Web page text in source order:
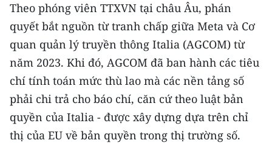
Y TẾ
KHOA HỌC - CÔNG NGHỆ
MÔI TRƯỜNG
BẠN ĐỌC
KIỂM CHỨNG THÔNG TIN
Theo phóng viên TTXVN tại châu Âu, phán
quyết bắt nguồn từ tranh chấp giữa Meta và Cơ
quan quản lý truyền thông Italia (AGCOM) từ
năm 2023. Khi đó, AGCOM đã ban hành các tiêu
chí tính toán mức thù lao mà các nền tảng số
phải chi trả cho báo chí, căn cứ theo luật bản
quyền của Italia - được xây dựng dựa trên chỉ
thị của EU về bản quyền trong thị trường số.